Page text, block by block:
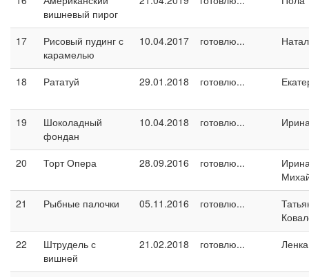
вишневый пирог
17
Рисовый пудинг с
карамелью
10.04.2017 готовлю...
18 Рататуй 29.01.2018 готовлю...
19
Шоколадный
фондан
10.04.2018 готовлю...
20 Торт Опера 28.09.2016 готовлю...
21
Рыбные палочки 05.11.2016 готовлю...
22
Штрудель с
вишней
21.02.2018 готовлю...